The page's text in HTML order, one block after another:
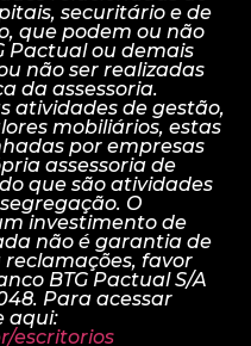
securitário e de
que podem ou não
Pactual ou demais
não ser realizadas
da assessoria.
atividades de gestão,
mobiliários, estas
por empresas
assessoria de
que são atividades
O
investimento de
não é garantia de
favor
BTG Pactual S/A
Para acessar
aqui:
escritorios